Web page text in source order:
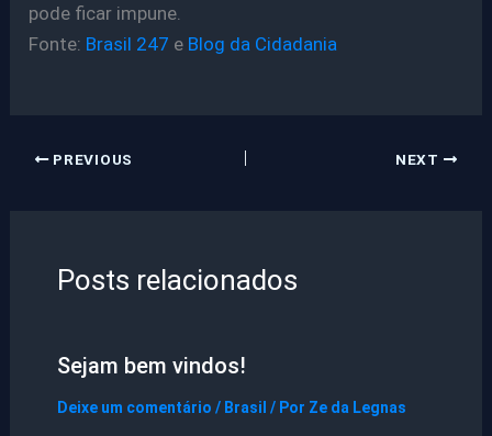
pode ficar impune.
Fonte: Brasil 247 e Blog da Cidadania
PREVIOUS NEXT
Posts relacionados
Sejam bem vindos!
Deixe um comentário / Brasil / Por Ze da Legnas